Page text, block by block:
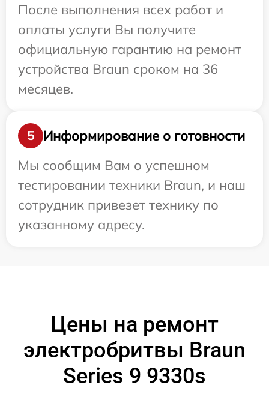
После выполнения всех работ и
оплаты услуги Вы получите
официальную гарантию на ремонт
устройства Braun сроком на 36
месяцев.
5
Информирование о готовности
Мы сообщим Вам о успешном
тестировании техники Braun, и наш
сотрудник привезет технику по
указанному адресу.
Цены на ремонт
электробритвы Braun
Series 9 9330s